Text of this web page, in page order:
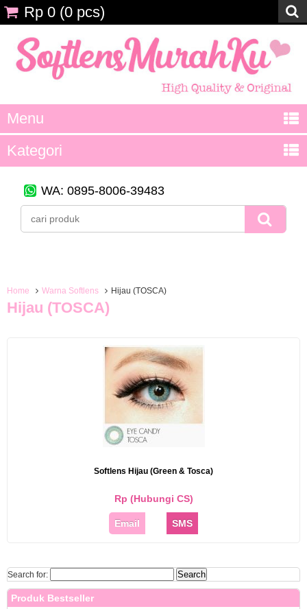
Menu
Kategori
WA: 0895-8006-39483
Rp 0 (0 pcs)
Home Warna Softlens Hijau (TOSCA)
Hijau (TOSCA)
Softlens Hijau (Green & Tosca)
Rp (Hubungi CS)
Email SMS
Search for:
Produk Bestseller